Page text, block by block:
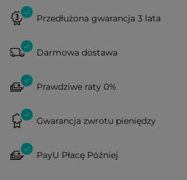
Przedłużona gwarancja 3 lata
Darmowa dostawa
Prawdziwe raty 0%
Gwarancja zwrotu pieniędzy
PayU Płacę Później